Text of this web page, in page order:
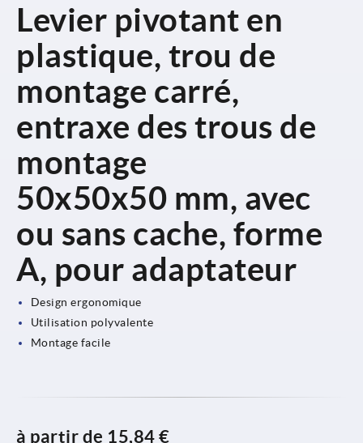
Levier pivotant en
plastique, trou de
montage carré,
entraxe des trous de
montage
50x50x50 mm, avec
ou sans cache, forme
A, pour adaptateur
Design ergonomique
Utilisation polyvalente
Montage facile
à partir de 15,84 €